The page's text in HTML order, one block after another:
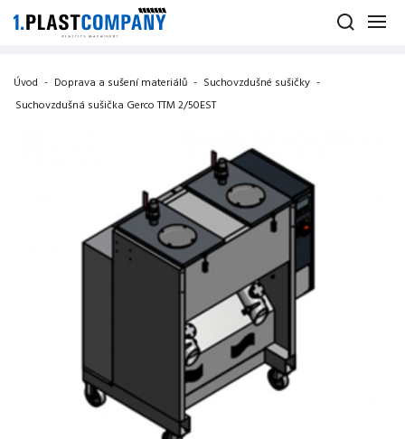
Úvod - Doprava a sušení materiálů - Suchovzdušné sušičky -
Suchovzdušná sušička Gerco TTM 2/50EST